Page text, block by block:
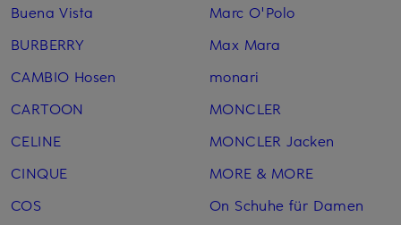
Buena Vista
BURBERRY
CAMBIO Hosen
CARTOON
CELINE
CINQUE
COS
Marc O'Polo
Max Mara
monari
MONCLER
MONCLER Jacken
MORE & MORE
On Schuhe für Damen